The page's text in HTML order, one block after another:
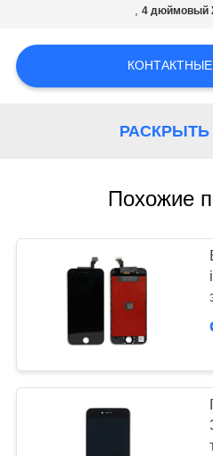
КОНТРОЛЬ
КАЧЕСТВА
ОТПРАВИТЬ
КАРТА
САЙТА
PRIVACY
POLICY
,4 дюймовый
РАСКРЫТЬ
Похожие